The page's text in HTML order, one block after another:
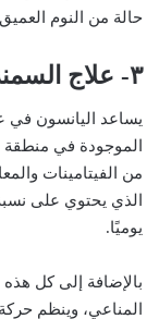
حالة من النوم
٣- علاج السمنة
يساعد اليانسون في
الموجودة في منطقة
من الفيتامينات
الذي يحتوي على
يوميًا.
بالإضافة إلى كل هذه
المناعي، وينظم